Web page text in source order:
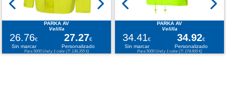
PARKA AV
Velilla
26.76€ 27.27€
Sin marcar
Personalizado
Para 5000 Und y 1 color (T: 136,355 €)
PARKA AV
Velilla
34.41€ 34.92€
Sin marcar
Personalizado
Para 5000 Und y 1 color (T: 174,600 €)